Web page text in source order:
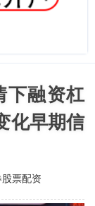
下融资杠
化早期信
票配资